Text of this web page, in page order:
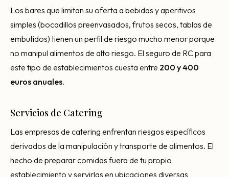
Los bares que limitan su oferta a bebidas y aperitivos
simples (bocadillos preenvasados, frutos secos, tablas de
embutidos) tienen un perfil de riesgo mucho menor porque
no manipul alimentos de alto riesgo. El seguro de RC para
este tipo de establecimientos cuesta entre 200 y 400
euros anuales.
Servicios de Catering
Las empresas de catering enfrentan riesgos específicos
derivados de la manipulación y transporte de alimentos. El
hecho de preparar comidas fuera de tu propio
establecimiento y servirlas en ubicaciones diversas